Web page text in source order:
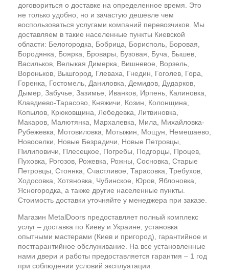
договориться о доставке на определенное время. Это
не только удобно, но и зачастую дешевле чем
воспользоваться услугами компаний перевозчиков. Мы
доставляем в такие населенные пункты Киевской
области: Белогородка, Бобрица, Борисполь, Боровая,
Бородянка, Боярка, Бровары, Бузовая, Буча, Бышев,
Васильков, Велыкая Димерка, Вишневое, Ворзель,
Вороньков, Вышгород, Глеваха, Гнедин, Гоголев, Гора,
Горенка, Гостомель, Даниловка, Демидов, Дударков,
Дымер, Забучье, Зазимье, Иванков, Ирпень, Калиновка,
Клавдиево-Тарасово, Княжичи, Козин, Колонщина,
Копылов, Крюковщина, Лебедевка, Литвиновка,
Макаров, Малютянка, Мархалевка, Мила, Михайловка-
Рубежевка, Мотовиловка, Мотыжин, Мощун, Немешаево,
Новоселки, Новые Безрадичи, Новые Петровцы,
Пилиповичи, Плесецкое, Погребы, Подгорцы, Процев,
Пуховка, Рогозов, Рожевка, Рожны, Сосновка, Старые
Петровцы, Стоянка, Счастливое, Тарасовка, Требухов,
Ходосовка, Хотяновка, Чубинское, Юров, Яблоновка,
Ясногородка, а также другие населенные пункты.
Стоимость доставки уточняйте у менеджера при заказе.
Магазин MetalDoors предоставляет полный комплекс
услуг – доставка по Киеву и Украине, установка
опытными мастерами (Киев и пригород), гарантийное и
постгарантийное обслуживание. На все установленные
нами двери и работы предоставляется гарантия – 1 год
при соблюдении условий эксплуатации.